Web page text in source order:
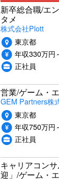
新卒総合職/エ
タメ
株式会社Plott
東京都
年収330万円
正社員
営業/ゲーム・
GEM Partners株
東京都
年収750万円
正社員
キャリアコン
迎」/ゲーム・